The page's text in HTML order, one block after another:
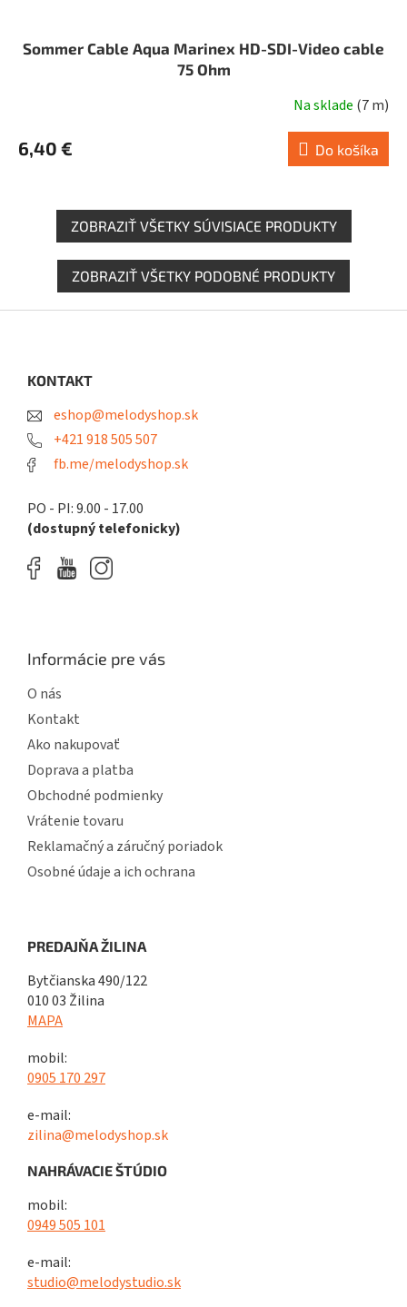
Sommer Cable Aqua Marinex HD-SDI-Video cable
75 Ohm
Na sklade (7 m)
6,40 € Do košíka
ZOBRAZIŤ VŠETKY SÚVISIACE PRODUKTY
ZOBRAZIŤ VŠETKY PODOBNÉ PRODUKTY
KONTAKT
eshop@melodyshop.sk
+421 918 505 507
fb.me/melodyshop.sk
PO - PI: 9.00 - 17.00
(dostupný telefonicky)
Informácie pre vás
O nás
Kontakt
Ako nakupovať
Doprava a platba
Obchodné podmienky
Vrátenie tovaru
Reklamačný a záručný poriadok
Osobné údaje a ich ochrana
PREDAJŇA ŽILINA
Bytčianska 490/122
010 03 Žilina
MAPA
mobil:
0905 170 297
e-mail:
zilina@melodyshop.sk
NAHRÁVACIE ŠTÚDIO
mobil:
0949 505 101
e-mail:
studio@melodystudio.sk